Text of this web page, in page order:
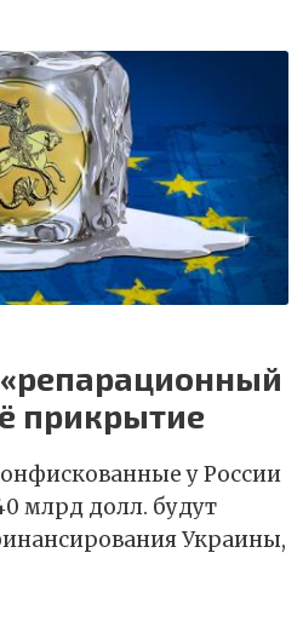
прикрытие
у России
млрд долл. будут
Украины,